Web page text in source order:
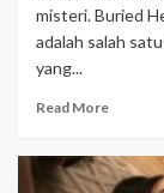
misteri. Buried
adalah salah
yang...
Read More